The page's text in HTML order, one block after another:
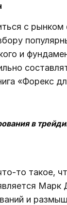
с
и
«Форекс
в
то такое,
Марк
и